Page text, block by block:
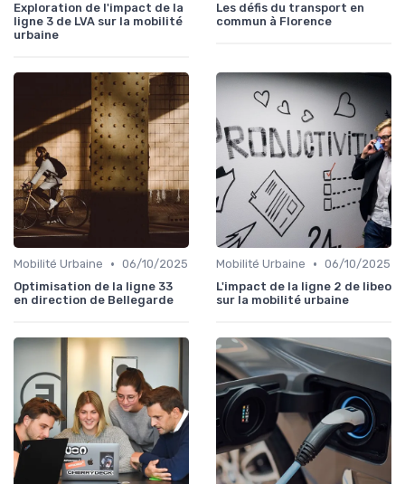
Exploration de l'impact de la
ligne 3 de LVA sur la mobilité
urbaine
Les défis du transport en
commun à Florence
Mobilité Urbaine • 06/10/2025
Optimisation de la ligne 33
en direction de Bellegarde
Mobilité Urbaine • 06/10/2025
L'impact de la ligne 2 de libeo
sur la mobilité urbaine